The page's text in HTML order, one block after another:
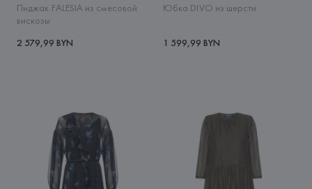
Пиджак FALESIA из смесовой
вискозы
2 579,99 BYN
Юбка DIVO из шерсти
1 599,99 BYN